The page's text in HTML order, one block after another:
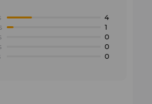
elasticidade, o Wilson Wristband
retro icónico com um tecido
com o lendário estilo desportivo
4
1
0
0
0